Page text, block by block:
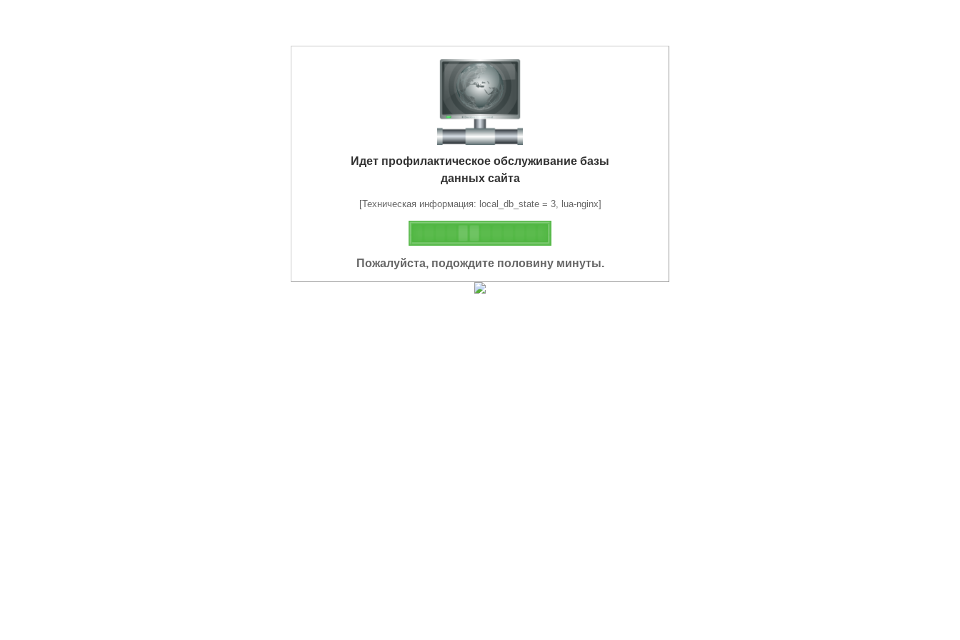
Идет профилактическое обслуживание базы
данных сайта
[Техническая информация: local_db_state = 3, lua-nginx]
Пожалуйста, подождите половину минуты.